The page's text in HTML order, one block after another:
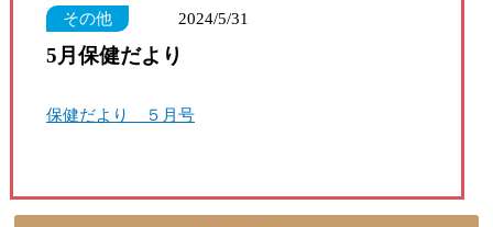
その他 2024/5/31
5月保健だより
保健だより ５月号